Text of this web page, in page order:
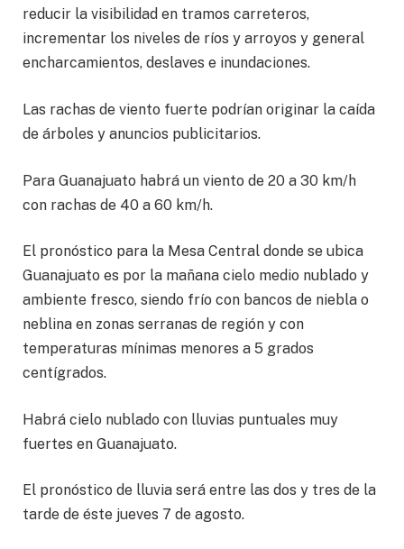
reducir la visibilidad en tramos carreteros,
incrementar los niveles de ríos y arroyos y general
encharcamientos, deslaves e inundaciones.
Las rachas de viento fuerte podrían originar la caída
de árboles y anuncios publicitarios.
Para Guanajuato habrá un viento de 20 a 30 km/h
con rachas de 40 a 60 km/h.
El pronóstico para la Mesa Central donde se ubica
Guanajuato es por la mañana cielo medio nublado y
ambiente fresco, siendo frío con bancos de niebla o
neblina en zonas serranas de región y con
temperaturas mínimas menores a 5 grados
centígrados.
Habrá cielo nublado con lluvias puntuales muy
fuertes en Guanajuato.
El pronóstico de lluvia será entre las dos y tres de la
tarde de éste jueves 7 de agosto.